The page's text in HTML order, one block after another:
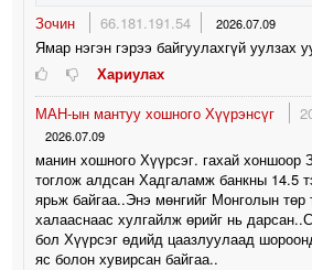
Зочин 66.181.191.54 2026.07.09
Ямар нэгэн гэрээ байгуулахгүй уулзах
Хариулах
МАН-ын мантуу хошного Хүүрэнсүг
2026.07.09
манин хошного Хүүрсэг. гахай хоншоор
тоглож алдсан Хадгаламж банкны 14.5
ярьж байгаа..Энэ мөнгийг Монголын төр
халааснаас хулгайлж өрийг нь
бол Хүүрсэг өдийд цаазлуулаад
яс болон хувирсан байгаа..